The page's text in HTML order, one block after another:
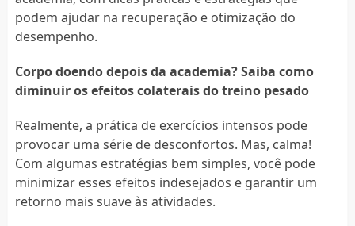
podem ajudar na recuperação e otimização do
desempenho.
Corpo doendo depois da academia? Saiba como
diminuir os efeitos colaterais do treino pesado
Realmente, a prática de exercícios intensos pode
provocar uma série de desconfortos. Mas, calma!
Com algumas estratégias bem simples, você pode
minimizar esses efeitos indesejados e garantir um
retorno mais suave às atividades.